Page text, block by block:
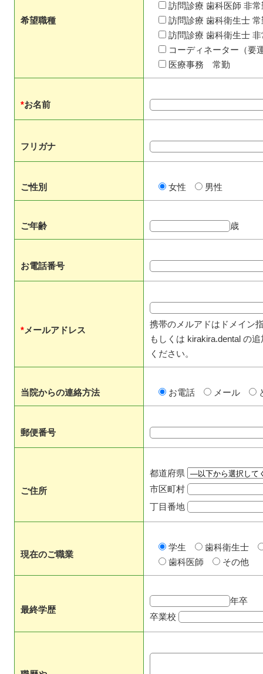
希望職種
訪問診療 歯科医師 非
訪問診療 歯科衛生士 常
訪問診療 歯科衛生士
コーディネーター（要
医療事務 常勤
*お名前
フリガナ
ご性別 女性 男性
ご年齢 歳
お電話番号
*メールアドレス
携帯のメルアドはドメイン
もしくは kirakira.dental の
ください。
当院からの連絡方法 お電話 メール
郵便番号
ご住所
都道府県
市区町村
丁目番地
現在のご職業
学生
歯科衛生士
歯科医師
その他
最終学歴
年卒
卒業校